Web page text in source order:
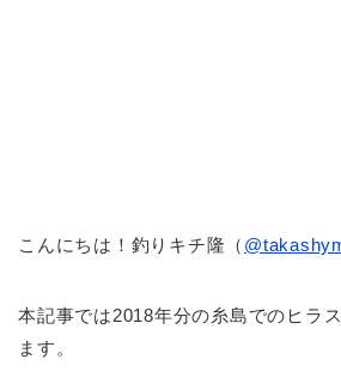
こんにちは！釣りキチ隆（
本記事では2018年分の糸島でのヒラ
ます。